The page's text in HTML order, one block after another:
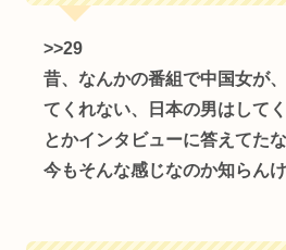
>>29
昔、なんかの番組で中国女が
てくれない、日本の男はして
とかインタビューに答えてたな
今もそんな感じなのか知らん